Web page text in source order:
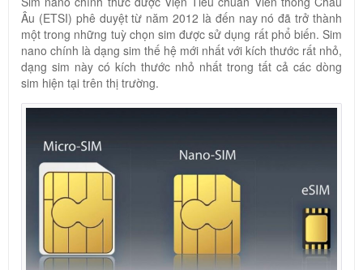
Âu (ETSI) phê duyệt từ năm 2012 là đến nay nó đã trở thành
một trong những tuỳ chọn sim được sử dụng rất phổ biến. Sim
nano chính là dạng sim thế hệ mới nhất với kích thước rất nhỏ,
dạng sim này có kích thước nhỏ nhất trong tất cả các dòng
sim hiện tại trên thị trường.